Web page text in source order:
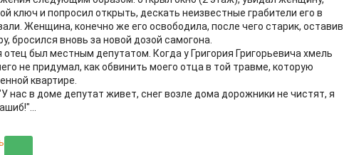
ключ и попросил открыть, дескать неизвестные грабители его в
Женщина, конечно же его освободила, после чего старик, оставив
бросился вновь за новой дозой самогона.
отец был местным депутатом. Когда у Григория Григорьевича хмель
не придумал, как обвинить моего отца в той травме, которую
квартире.
нас в доме депутат живет, снег возле дома дорожники не чистят, я